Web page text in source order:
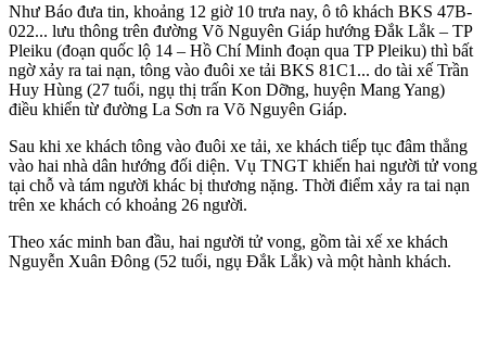
Như Báo đưa tin, khoảng 12 giờ 10 trưa nay, ô tô khách BKS 47B-
022... lưu thông trên đường Võ Nguyên Giáp hướng Đắk Lắk – TP
Pleiku (đoạn quốc lộ 14 – Hồ Chí Minh đoạn qua TP Pleiku) thì bất
ngờ xảy ra tai nạn, tông vào đuôi xe tải BKS 81C1... do tài xế Trần
Huy Hùng (27 tuổi, ngụ thị trấn Kon Dỡng, huyện Mang Yang)
điều khiển từ đường La Sơn ra Võ Nguyên Giáp.
Sau khi xe khách tông vào đuôi xe tải, xe khách tiếp tục đâm thẳng
vào hai nhà dân hướng đối diện. Vụ TNGT khiến hai người t‌ử von‌g
tại chỗ và tám người khác bị thương nặng. Thời điểm xảy ra tai nạn
trên xe khách có khoảng 26 người.
Theo xác minh ban đầu, hai người t‌ử von‌g, gồm tài xế xe khách
Nguyễn Xuân Đông (52 tuổi, ngụ Đắk Lắk) và một hành khách.